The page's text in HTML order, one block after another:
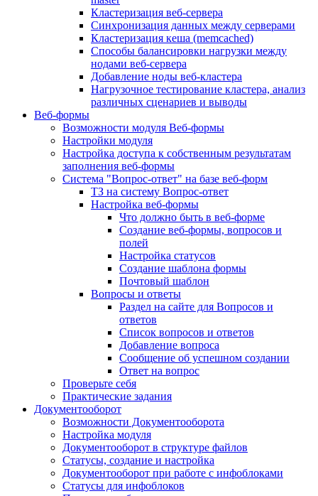
Кластеризация веб-сервера
Синхронизация данных между серверами
Кластеризация кеша (memcached)
Способы балансировки нагрузки между
нодами веб-сервера
Добавление ноды веб-кластера
Нагрузочное тестирование кластера, анализ
различных сценариев и выводы
Веб-формы
Возможности модуля Веб-формы
Настройки модуля
Настройка доступа к собственным результатам
заполнения веб-формы
Система "Вопрос-ответ" на базе веб-форм
ТЗ на систему Вопрос-ответ
Настройка веб-формы
Что должно быть в веб-форме
Создание веб-формы, вопросов и
полей
Настройка статусов
Создание шаблона формы
Почтовый шаблон
Вопросы и ответы
Раздел на сайте для Вопросов и
ответов
Список вопросов и ответов
Добавление вопроса
Сообщение об успешном создании
Ответ на вопрос
Проверьте себя
Практические задания
Документооборот
Возможности Документооборота
Настройка модуля
Документооборот в структуре файлов
Статусы, создание и настройка
Документооборот при работе с инфоблоками
Статусы для инфоблоков